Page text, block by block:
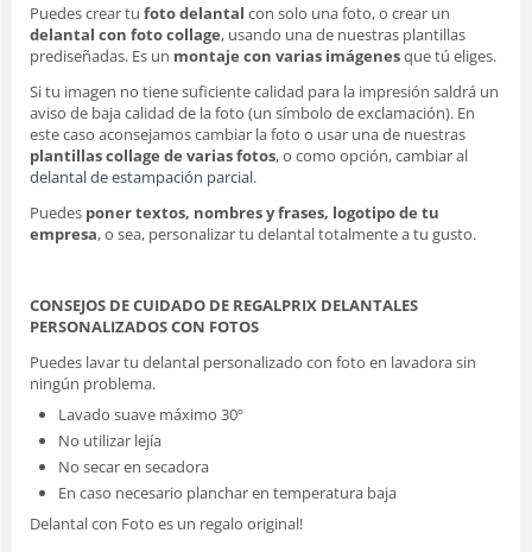
Puedes crear tu foto delantal con solo una foto, o crear un
delantal con foto collage, usando una de nuestras plantillas
prediseñadas. Es un montaje con varias imágenesque tú eliges.
Si tu imagen no tiene suficiente calidad para la impresión saldrá un
aviso de baja calidad de la foto (un símbolo de exclamación). En
este caso aconsejamos cambiar la foto o usar una de nuestras
plantillas collage de varias fotos, o como opción, cambiar al
delantal de estampación parcial.
Puedes poner textos, nombres y frases, logotipo de tu
empresa, o sea, personalizar tu delantal totalmente a tu gusto.
CONSEJOS DE CUIDADO DE REGALPRIX DELANTALES
PERSONALIZADOS CON FOTOS
Puedes lavar tu delantal personalizado con foto en lavadora sin
ningún problema.
Lavado suave máximo 30º
No utilizar lejía
No secar en secadora
En caso necesario planchar en temperatura baja
Delantal con Foto es un regalo original!